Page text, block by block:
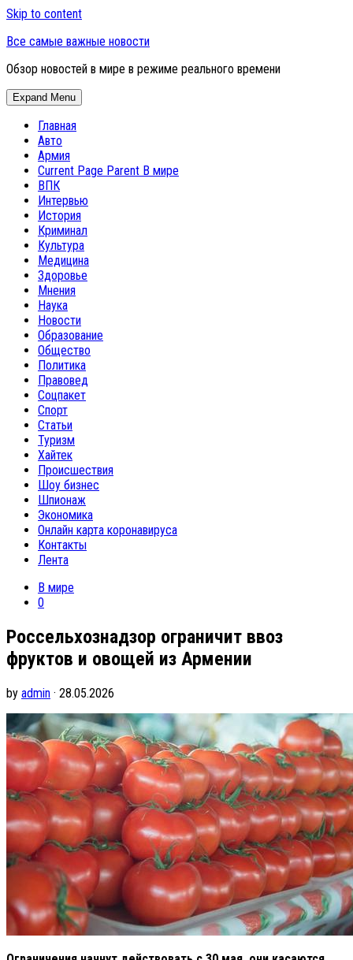
Skip to content
Все самые важные новости
Обзор новостей в мире в режиме реального времени
Expand Menu
Главная
Авто
Армия
Current Page Parent В мире
ВПК
Интервью
История
Криминал
Культура
Медицина
Здоровье
Мнения
Наука
Новости
Образование
Общество
Политика
Правовед
Соцпакет
Спорт
Статьи
Туризм
Хайтек
Происшествия
Шоу бизнес
Шпионаж
Экономика
Онлайн карта коронавируса
Контакты
Лента
В мире
0
Россельхознадзор ограничит ввоз
фруктов и овощей из Армении
by admin · 28.05.2026